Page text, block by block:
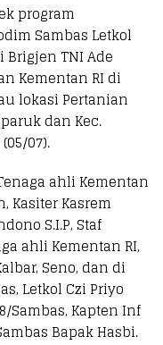
program
Sambas Letkol
Brigjen TNI Ade
Kementan RI di
lokasi Pertanian
dan Kec.
07).
ahli Kementan
Kasiter Kasrem
S.I.P, Staf
ahli Kementan RI,
Seno, dan di
Letkol Czi Priyo
Sambas, Kapten Inf
Bapak Hasbi.